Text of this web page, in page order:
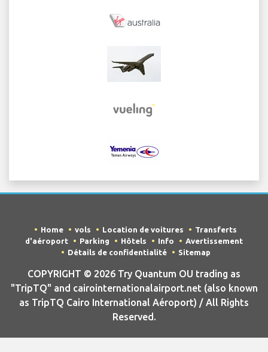
Home vols Location de voitures
Transferts
d'aéroport
Parking Hôtels Info
Avertissement
Détails de confidentialité
Sitemap
COPYRIGHT © 2026 Try Quantum OU trading as
"TripTQ" and cairointernationalairport.net (also known
as TripTQ Cairo International Aéroport) / All Rights
Reserved.